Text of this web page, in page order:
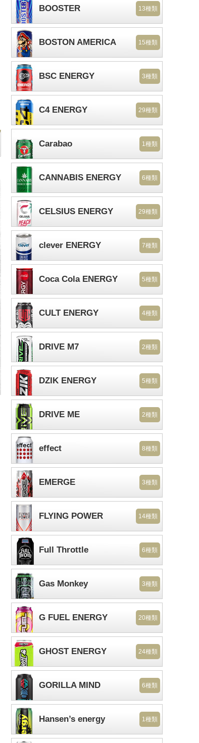
BOOSTER 13種類
BOSTON AMERICA 15種類
BSC ENERGY 3種類
C4 ENERGY 29種類
Carabao 1種類
CANNABIS ENERGY 6種類
CELSIUS ENERGY 29種類
clever ENERGY 7種類
Coca Cola ENERGY 5種類
CULT ENERGY 4種類
DRIVE M7 2種類
DZIK ENERGY 5種類
DRIVE ME 2種類
effect 8種類
EMERGE 3種類
FLYING POWER 14種類
Full Throttle 6種類
Gas Monkey 3種類
G FUEL ENERGY 20種類
GHOST ENERGY 24種類
GORILLA MIND 6種類
Hansen’s energy 1種類